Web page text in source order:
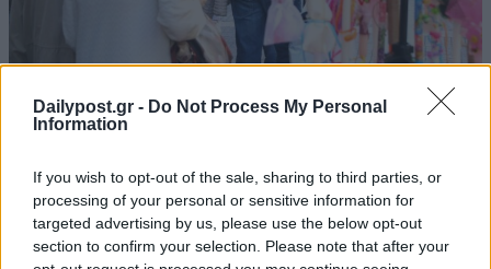
Dailypost.gr - Do Not Process My Personal
Information
If you wish to opt-out of the sale, sharing to third parties, or
processing of your personal or sensitive information for
targeted advertising by us, please use the below opt-out
section to confirm your selection. Please note that after your
Οι αργίες του Πάσχα: Τι ισχύει για Μεγάλη
Παρασκευή και Πρωτομαγιά
24/04/2024
Tο Πάσχα φέτος είναι στις 5 Μαΐου.Tι ισχύει για τις αργίες της
εορταστικής περιόδου και πώς αμείβονται εκείνοι που θα
εργαστούν και αυτές τις ημέρες. Είναι η Μεγάλη Παρασκευή αργία;